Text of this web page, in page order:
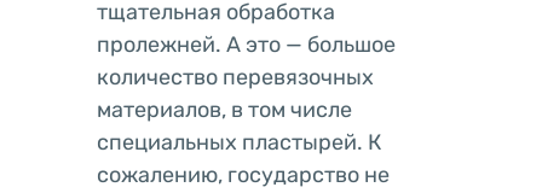
тщательная обработка
пролежней. А это — большое
количество перевязочных
материалов, в том числе
специальных пластырей. К
сожалению, государство не